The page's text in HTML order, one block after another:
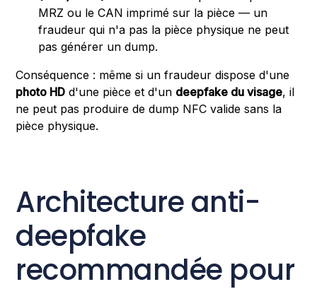
MRZ ou le CAN imprimé sur la pièce — un
fraudeur qui n'a pas la pièce physique ne peut
pas générer un dump.
Conséquence : même si un fraudeur dispose d'une
photo HD d'une pièce et d'un deepfake du visage, il
ne peut pas produire de dump NFC valide sans la
pièce physique.
Architecture anti-
deepfake
recommandée pour